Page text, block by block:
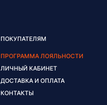
ПОКУПАТЕЛЯМ
ПРОГРАММА ЛОЯЛЬНОСТИ
ЛИЧНЫЙ КАБИНЕТ
ДОСТАВКА И ОПЛАТА
КОНТАКТЫ